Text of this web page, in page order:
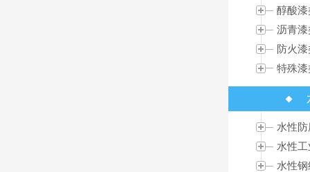
醇酸漆
沥青漆
防火
特殊漆
水性
水性
水性